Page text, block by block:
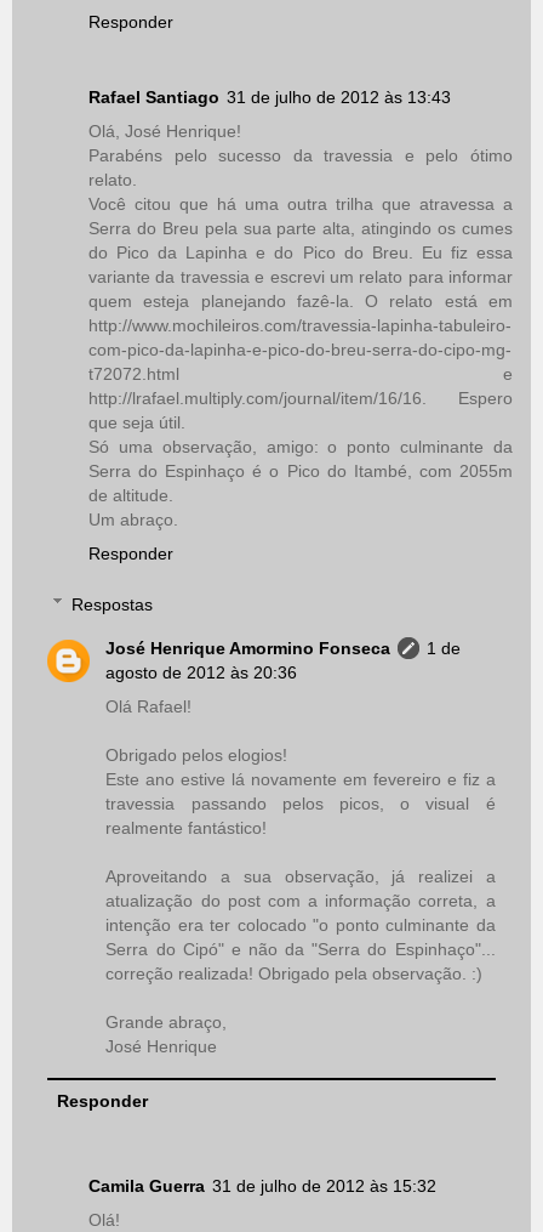
Responder
Rafael Santiago 31 de julho de 2012 às 13:43
Olá, José Henrique!
Parabéns pelo sucesso da travessia e pelo ótimo
relato.
Você citou que há uma outra trilha que atravessa a
Serra do Breu pela sua parte alta, atingindo os cumes
do Pico da Lapinha e do Pico do Breu. Eu fiz essa
variante da travessia e escrevi um relato para informar
quem esteja planejando fazê-la. O relato está em
http://www.mochileiros.com/travessia-lapinha-tabuleiro-
com-pico-da-lapinha-e-pico-do-breu-serra-do-cipo-mg-
t72072.html e
http://lrafael.multiply.com/journal/item/16/16. Espero
que seja útil.
Só uma observação, amigo: o ponto culminante da
Serra do Espinhaço é o Pico do Itambé, com 2055m
de altitude.
Um abraço.
Responder
Respostas
José Henrique Amormino Fonseca
1 de
agosto de 2012 às 20:36
Olá Rafael!
Obrigado pelos elogios!
Este ano estive lá novamente em fevereiro e fiz a
travessia passando pelos picos, o visual é
realmente fantástico!
Aproveitando a sua observação, já realizei a
atualização do post com a informação correta, a
intenção era ter colocado "o ponto culminante da
Serra do Cipó" e não da "Serra do Espinhaço"...
correção realizada! Obrigado pela observação. :)
Grande abraço,
José Henrique
Responder
Camila Guerra 31 de julho de 2012 às 15:32
Olá!